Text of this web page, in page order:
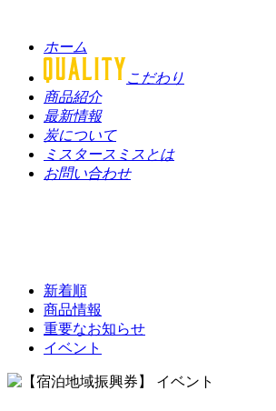
ホーム
こだわり
商品紹介
最新情報
炭について
ミスタースミスとは
お問い合わせ
新着順
商品情報
重要なお知らせ
イベント
イベント